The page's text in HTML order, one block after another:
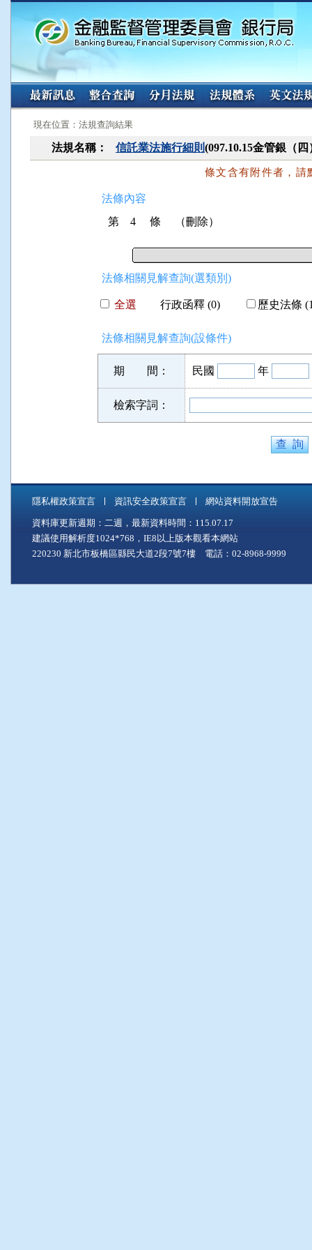
:::
現在位置：法規查詢結果
法規名稱： 信託業法施行細則(097.10.15金管銀（
條文含有附件者，請
法條內容
第 4 條
（刪除）
法條相關見解查詢(選類別)
全選 行政函釋 (0) 歷史法條
法條相關見解查詢(設條件)
期 間： 民國 年
檢索字詞：
隱私權政策宣言 資訊安全政策宣言 網站資料開放宣告
資料庫更新週期：二週，最新資料時間：115.07.17
建議使用解析度1024*768，IE8以上版本觀看本網站
220230 新北市板橋區縣民大道2段7號7樓 電話：02-8968-9999